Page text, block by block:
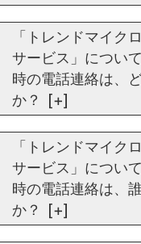
「トレンドマイク
サービス」につい
時の電話連絡は、
か？
「トレンドマイク
サービス」につい
時の電話連絡は、
か？